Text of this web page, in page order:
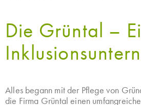
Die Grüntal –
Alles begann mit der Pflege von
die Firma Grüntal einen